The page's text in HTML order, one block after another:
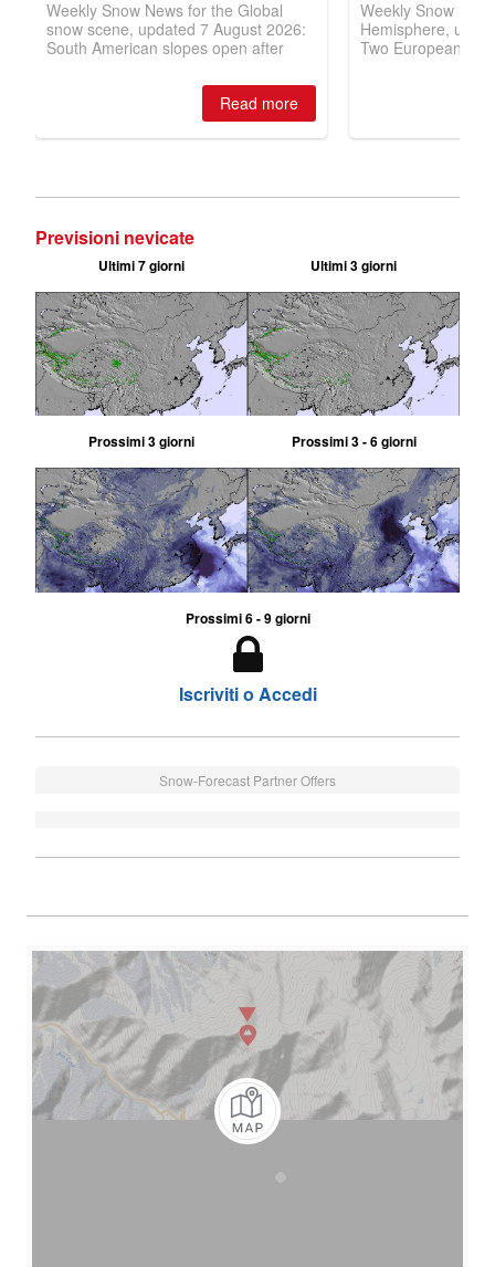
Previsioni nevicate
Ultimi 7 giorni Ultimi 3 giorni
Prossimi 3 giorni Prossimi 3 - 6 giorni
Prossimi 6 - 9 giorni
Iscriviti o Accedi
Snow-Forecast Partner Offers